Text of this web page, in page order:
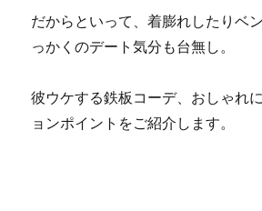
だからといって、着膨れしたりベ
っかくのデート気分も台無し。
彼ウケする鉄板コーデ、おしゃれ
ョンポイントをご紹介します。